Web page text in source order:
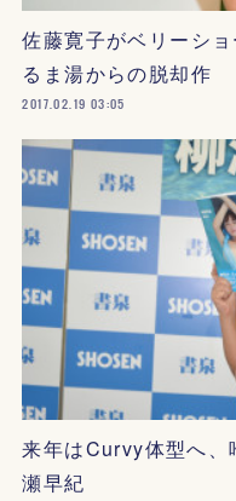
佐藤寛子がベリーシ
るま湯からの脱却作
2017.02.19 03:05
来年はCurvy体型へ、
瀬早紀